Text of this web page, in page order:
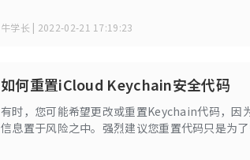
牛学长 | 2022-02-21 17:19:23
如何重置iCloud Keychain安全代码
有时，您可能希望更改或重置Keychain代码，因
信息置于风险之中。强烈建议您重置代码只是为